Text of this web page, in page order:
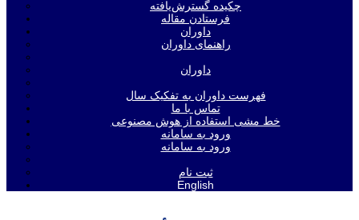
چکیده گسترش‌یافته
فرستادن مقاله
داوران
راهنمای داوران
داوران
فهرست داوران به تفکیک سال
تماس با ما
خط مشی استفاده از هوش مصنوعی
ورود به سامانه
ورود به سامانه
ثبت نام
English